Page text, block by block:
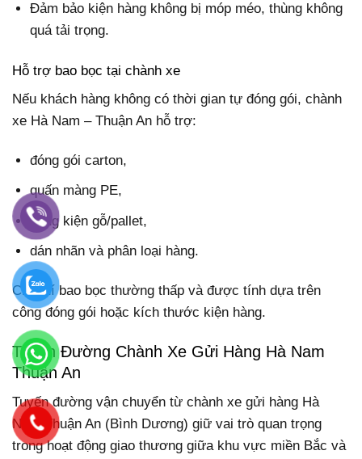
Đảm bảo kiện hàng không bị móp méo, thùng không
quá tải trọng.
Hỗ trợ bao bọc tại chành xe
Nếu khách hàng không có thời gian tự đóng gói, chành
xe Hà Nam – Thuận An hỗ trợ:
đóng gói carton,
quấn màng PE,
đóng kiện gỗ/pallet,
dán nhãn và phân loại hàng.
Chi phí bao bọc thường thấp và được tính dựa trên
công đóng gói hoặc kích thước kiện hàng.
Tuyến Đường Chành Xe Gửi Hàng Hà Nam
Thuận An
Tuyến đường vận chuyển từ chành xe gửi hàng Hà
Nam Thuận An (Bình Dương) giữ vai trò quan trọng
trong hoạt động giao thương giữa khu vực miền Bắc và